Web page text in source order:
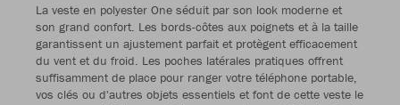
La veste en polyester One séduit par son look moderne et
son grand confort. Les bords-côtes aux poignets et à la taille
garantissent un ajustement parfait et protègent efficacement
du vent et du froid. Les poches latérales pratiques offrent
suffisamment de place pour ranger votre téléphone portable,
vos clés ou d'autres objets essentiels et font de cette veste le